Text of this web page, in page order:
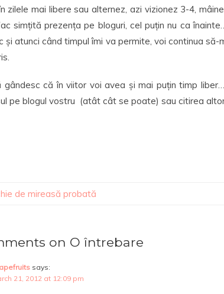
zilele mai libere sau alternez, azi vizionez 3-4,
simțită prezența pe bloguri, cel puțin nu ca
și atunci când timpul îmi va permite, voi continua să-
gândesc că în viitor voi avea și mai puțin timp
pe blogul vostru (atât cât se poate) sau citirea
de mireasă probată
on O întrebare
says:
21, 2012 at 12:09 pm